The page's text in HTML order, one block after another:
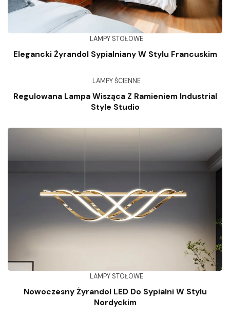
LAMPY STOŁOWE
Elegancki Żyrandol Sypialniany W Stylu Francuskim
LAMPY ŚCIENNE
Regulowana Lampa Wisząca Z Ramieniem Industrial
Style Studio
LAMPY STOŁOWE
Nowoczesny Żyrandol LED Do Sypialni W Stylu
Nordyckim